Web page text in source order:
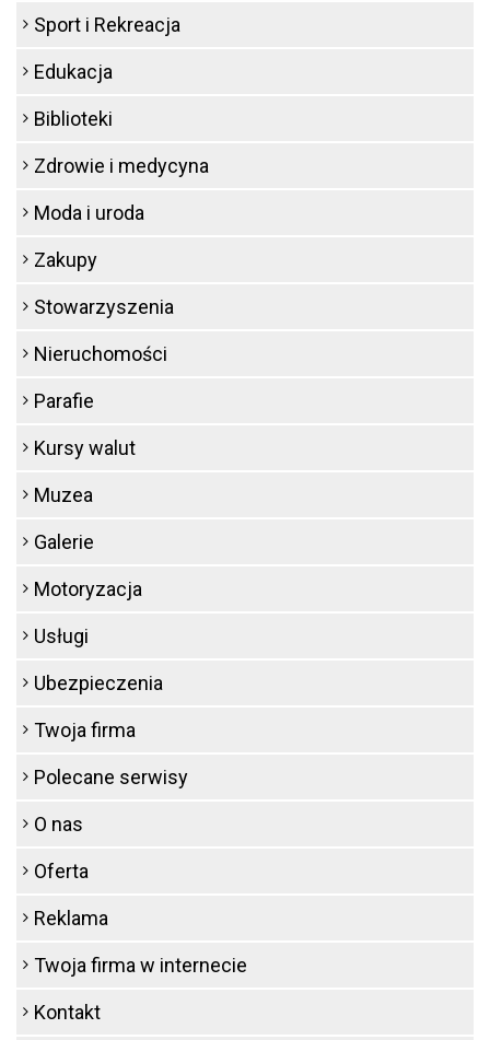
Sport i Rekreacja
Edukacja
Biblioteki
Zdrowie i medycyna
Moda i uroda
Zakupy
Stowarzyszenia
Nieruchomości
Parafie
Kursy walut
Muzea
Galerie
Motoryzacja
Usługi
Ubezpieczenia
Twoja firma
Polecane serwisy
O nas
Oferta
Reklama
Twoja firma w internecie
Kontakt